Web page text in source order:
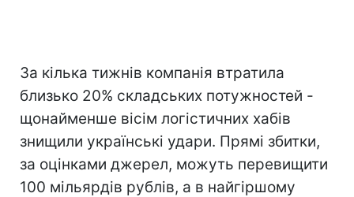
За кілька тижнів компанія втратила
близько 20% складських потужностей -
щонайменше вісім логістичних хабів
знищили українські удари. Прямі збитки,
за оцінками джерел, можуть перевищити
100 мільярдів рублів, а в найгіршому